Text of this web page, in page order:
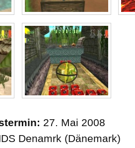
27. Mai 2008
Denamrk (Dänemark)